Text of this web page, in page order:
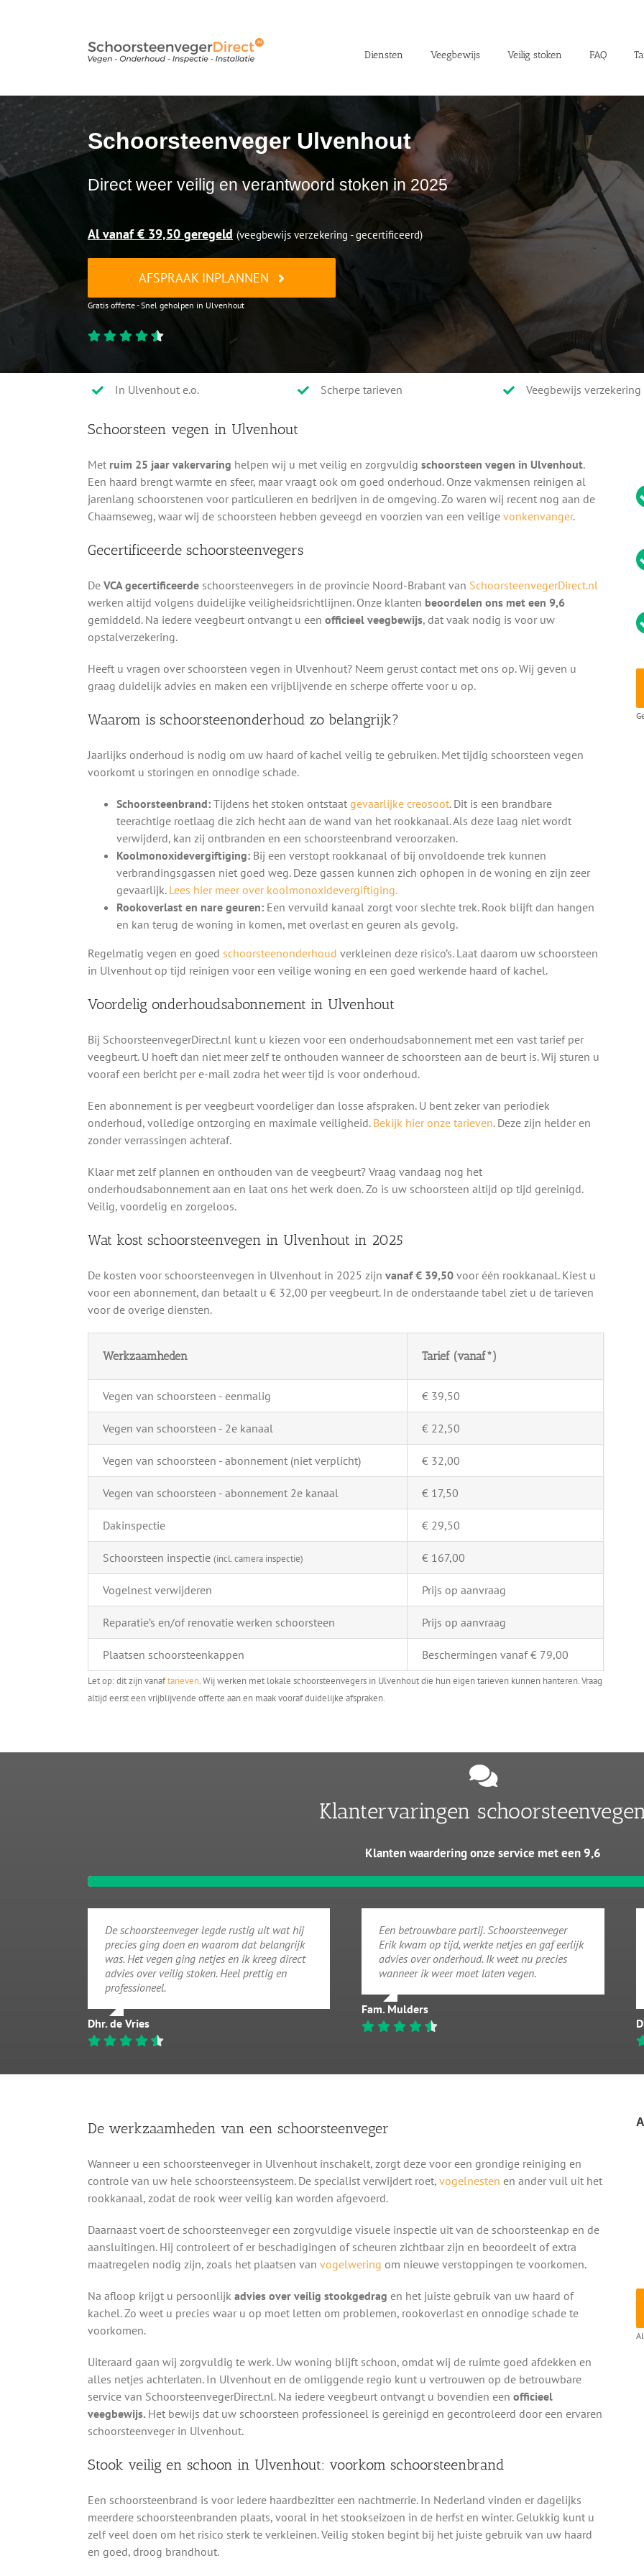
Diensten Veegbewijs Veilig stoken FAQ
Schoorsteenveger Ulvenhout
Direct weer veilig en verantwoord stoken in 2025
Al vanaf € 39,50 geregeld (veegbewijs verzekering - gecertificeerd)
AFSPRAAK INPLANNEN
Gratis offerte - Snel geholpen in Ulvenhout
In Ulvenhout e.o. Scherpe tarieven Veegbewijs verzekering
Schoorsteen vegen in Ulvenhout
Met ruim 25 jaar vakervaring helpen wij u met veilig en zorgvuldig schoorsteen vegen in Ulvenhout.
Een haard brengt warmte en sfeer, maar vraagt ook om goed onderhoud. Onze vakmensen reinigen al
jarenlang schoorstenen voor particulieren en bedrijven in de omgeving. Zo waren wij recent nog aan de
Chaamseweg, waar wij de schoorsteen hebben geveegd en voorzien van een veilige vonkenvanger.
Gecertificeerde schoorsteenvegers
De VCA gecertificeerdeschoorsteenvegers in de provincie Noord-Brabant van SchoorsteenvegerDirect.nl
werken altijd volgens duidelijke veiligheidsrichtlijnen. Onze klanten beoordelen ons met een 9,6
gemiddeld. Na iedere veegbeurt ontvangt u een officieel veegbewijs, dat vaak nodig is voor uw
opstalverzekering.
Heeft u vragen over schoorsteen vegen in Ulvenhout? Neem gerust contact met ons op. Wij geven u
graag duidelijk advies en maken een vrijblijvende en scherpe offerte voor u op.
Waarom is schoorsteenonderhoud zo belangrijk?
Jaarlijks onderhoud is nodig om uw haard of kachel veilig te gebruiken. Met tijdig schoorsteen vegen
voorkomt u storingen en onnodige schade.
Schoorsteenbrand:Tijdens het stoken ontstaat gevaarlijke creosoot. Dit is een brandbare
teerachtige roetlaag die zich hecht aan de wand van het rookkanaal. Als deze laag niet wordt
verwijderd, kan zij ontbranden en een schoorsteenbrand veroorzaken.
Koolmonoxidevergiftiging:Bij een verstopt rookkanaal of bij onvoldoende trek kunnen
verbrandingsgassen niet goed weg. Deze gassen kunnen zich ophopen in de woning en zijn zeer
gevaarlijk. Lees hier meer over koolmonoxidevergiftiging.
Rookoverlast en nare geuren:Een vervuild kanaal zorgt voor slechte trek. Rook blijft dan hangen
en kan terug de woning in komen, met overlast en geuren als gevolg.
Regelmatig vegen en goed schoorsteenonderhoud verkleinen deze risico’s. Laat daarom uw schoorsteen
in Ulvenhout op tijd reinigen voor een veilige woning en een goed werkende haard of kachel.
Voordelig onderhoudsabonnement in Ulvenhout
Bij SchoorsteenvegerDirect.nl kunt u kiezen voor een onderhoudsabonnement met een vast tarief per
veegbeurt. U hoeft dan niet meer zelf te onthouden wanneer de schoorsteen aan de beurt is. Wij sturen u
vooraf een bericht per e-mail zodra het weer tijd is voor onderhoud.
Een abonnement is per veegbeurt voordeliger dan losse afspraken. U bent zeker van periodiek
onderhoud, volledige ontzorging en maximale veiligheid. Bekijk hier onze tarieven. Deze zijn helder en
zonder verrassingen achteraf.
Klaar met zelf plannen en onthouden van de veegbeurt? Vraag vandaag nog het
onderhoudsabonnement aan en laat ons het werk doen. Zo is uw schoorsteen altijd op tijd gereinigd.
Veilig, voordelig en zorgeloos.
Wat kost schoorsteenvegen in Ulvenhout in 2025
De kosten voor schoorsteenvegen in Ulvenhout in 2025 zijn vanaf € 39,50voor één rookkanaal. Kiest u
voor een abonnement, dan betaalt u € 32,00 per veegbeurt. In de onderstaande tabel ziet u de tarieven
voor de overige diensten.
Werkzaamheden Tarief (vanaf*)
Vegen van schoorsteen - eenmalig € 39,50
Vegen van schoorsteen - 2e kanaal € 22,50
Vegen van schoorsteen - abonnement (niet verplicht) € 32,00
Vegen van schoorsteen - abonnement 2e kanaal € 17,50
Dakinspectie € 29,50
Schoorsteen inspectie (incl. camera inspectie) € 167,00
Vogelnest verwijderen Prijs op aanvraag
Reparatie’s en/of renovatie werken schoorsteen Prijs op aanvraag
Plaatsen schoorsteenkappen Beschermingen vanaf € 79,00
Let op: dit zijn vanaftarieven. Wij werken met lokale schoorsteenvegers in Ulvenhout die hun eigen tarieven kunnen hanteren. Vraag
altijd eerst een vrijblijvende offerte aan en maak vooraf duidelijke afspraken.
Klantervaringen
Klanten waardering onze service met een 9,6
De schoorsteenveger legde rustig uit wat hij
precies ging doen en waarom dat belangrijk
was. Het vegen ging netjes en ik kreeg direct
advies over veilig stoken. Heel prettig en
professioneel.
Dhr. de Vries
Een betrouwbare partij. Schoorsteenveger
Erik kwam op tijd, werkte netjes en gaf eerlijk
advies over onderhoud. Ik weet nu precies
wanneer ik weer moet laten vegen.
Fam. Mulders
De werkzaamheden van een schoorsteenveger
Wanneer u een schoorsteenveger in Ulvenhout inschakelt, zorgt deze voor een grondige reiniging en
controle van uw hele schoorsteensysteem. De specialist verwijdert roet, vogelnesten en ander vuil uit het
rookkanaal, zodat de rook weer veilig kan worden afgevoerd.
Daarnaast voert de schoorsteenveger een zorgvuldige visuele inspectie uit van de schoorsteenkap en de
aansluitingen. Hij controleert of er beschadigingen of scheuren zichtbaar zijn en beoordeelt of extra
maatregelen nodig zijn, zoals het plaatsen van vogelwering om nieuwe verstoppingen te voorkomen.
Na afloop krijgt u persoonlijk advies over veilig stookgedrag en het juiste gebruik van uw haard of
kachel. Zo weet u precies waar u op moet letten om problemen, rookoverlast en onnodige schade te
voorkomen.
Uiteraard gaan wij zorgvuldig te werk. Uw woning blijft schoon, omdat wij de ruimte goed afdekken en
alles netjes achterlaten. In Ulvenhout en de omliggende regio kunt u vertrouwen op de betrouwbare
service van SchoorsteenvegerDirect.nl. Na iedere veegbeurt ontvangt u bovendien een officieel
veegbewijs. Het bewijs dat uw schoorsteen professioneel is gereinigd en gecontroleerd door een ervaren
schoorsteenveger in Ulvenhout.
Stook veilig en schoon in Ulvenhout: voorkom schoorsteenbrand
Een schoorsteenbrand is voor iedere haardbezitter een nachtmerrie. In Nederland vinden er dagelijks
meerdere schoorsteenbranden plaats, vooral in het stookseizoen in de herfst en winter. Gelukkig kunt u
zelf veel doen om het risico sterk te verkleinen. Veilig stoken begint bij het juiste gebruik van uw haard
en goed, droog brandhout.